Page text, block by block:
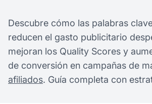
Descubre cómo las palabras
reducen el gasto publicitario
mejoran los Quality Scores y
de conversión en campañas de
afiliados. Guía completa con